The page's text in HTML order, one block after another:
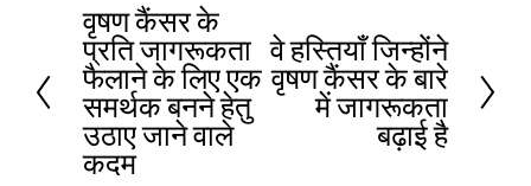
प
ह
ले
का
वृषण कैंसर के
प्रति जागरूकता
फैलाने के लिए एक
समर्थक बनने हेतु
उठाए जाने वाले
कदम
अ
ग
वे हस्तियाँ जिन्होंने
वृषण कैंसर के बारे
में जागरूकता
बढ़ाई है